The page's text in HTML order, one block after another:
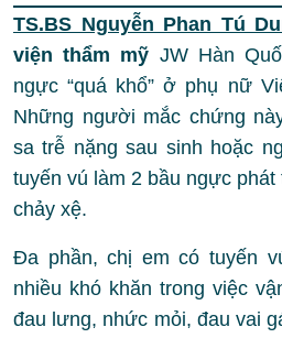
TS.BS Nguyễn Phan Tú
viện thẩm mỹ JW Hàn
ngực “quá khổ” ở phụ nữ
Những người mắc chứng
sa trễ nặng sau sinh hoặc
tuyến vú làm 2 bầu ngực
chảy xệ.
Đa phần, chị em có tuyến
nhiều khó khăn trong việc
đau lưng, nhức mỏi, đau vai